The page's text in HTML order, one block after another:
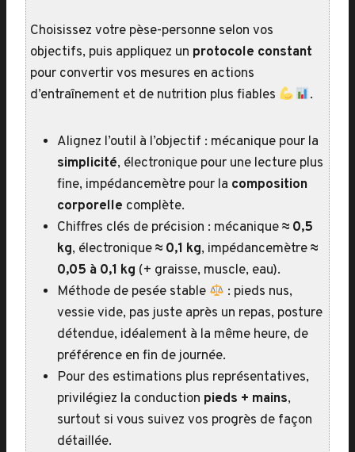
Choisissez votre pèse-personne selon vos
objectifs, puis appliquez un protocole constant
pour convertir vos mesures en actions
d’entraînement et de nutrition plus fiables
.
Alignez l’outil à l’objectif : mécanique pour la
simplicité, électronique pour une lecture plus
fine, impédancemètre pour la composition
corporelle complète.
Chiffres clés de précision : mécanique≈ 0,5
kg, électronique≈ 0,1 kg, impédancemètre≈
0,05 à 0,1 kg (+ graisse, muscle, eau).
Méthode de pesée stable
: pieds nus,
vessie vide, pas juste après un repas, posture
détendue, idéalement à la même heure, de
préférence en fin de journée.
Pour des estimations plus représentatives,
privilégiez la conduction pieds + mains,
surtout si vous suivez vos progrès de façon
détaillée.